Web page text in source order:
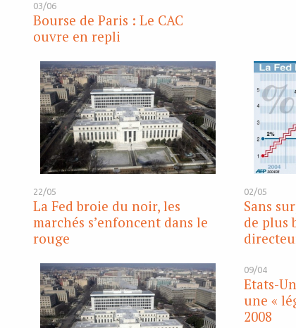
03/06
Bourse de Paris : Le CAC
ouvre en repli
22/05
La Fed broie du noir, les
marchés s’enfoncent dans le
rouge
02/05
Sans
de plus
09/04
Etats-
une «
2008